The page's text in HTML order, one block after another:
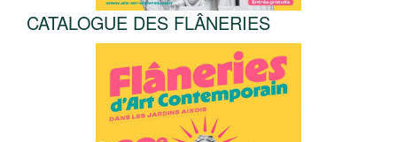
CATALOGUE DES FLÂNERIES